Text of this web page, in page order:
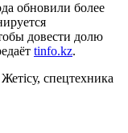
обновили более
довести долю
tinfo.kz.